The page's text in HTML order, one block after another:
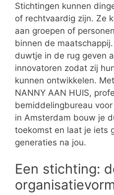
Stichtingen kunnen
of rechtvaardig zijn. Ze
aan groepen of
binnen de
duwtje in de rug geven
innovatoren zodat zij
kunnen ontwikkelen.
NANNY AAN HUIS,
bemiddelingbureau
in Amsterdam bouw je
toekomst en laat je iets
generaties na jou.
Een stichting: